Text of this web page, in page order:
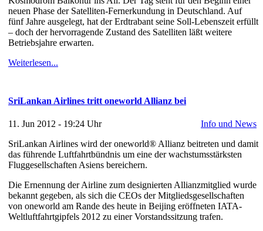
neuen Phase der Satelliten-Fernerkundung in Deutschland. Auf
fünf Jahre ausgelegt, hat der Erdtrabant seine Soll-Lebenszeit erfüllt
– doch der hervorragende Zustand des Satelliten läßt weitere
Betriebsjahre erwarten.
Weiterlesen...
SriLankan Airlines tritt oneworld Allianz bei
11. Jun 2012 - 19:24 Uhr
Info und News
SriLankan Airlines wird der oneworld® Allianz beitreten und damit
das führende Luftfahrtbündnis um eine der wachstumsstärksten
Fluggesellschaften Asiens bereichern.
Die Ernennung der Airline zum designierten Allianzmitglied wurde
bekannt gegeben, als sich die CEOs der Mitgliedsgesellschaften
von oneworld am Rande des heute in Beijing eröffneten IATA-
Weltluftfahrtgipfels 2012 zu einer Vorstandssitzung trafen.